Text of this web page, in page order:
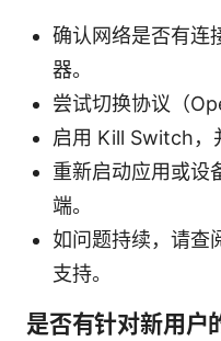
确认网络是否有连
器。
尝试切换协议（
启用 Kill Switch，
重新启动应用或设
端。
如问题持续，请查
支持。
是否有针对新用户